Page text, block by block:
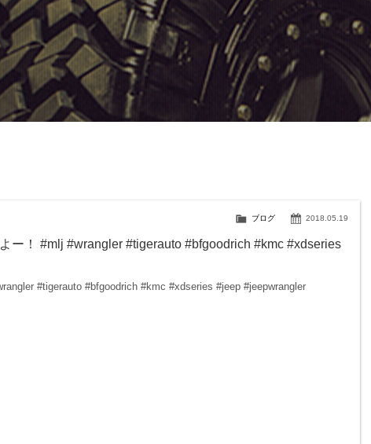
2018.05.19
ブログ
ー！ #mlj #wrangler #tigerauto #bfgoodrich #kmc #xdseries
#tigerauto #bfgoodrich #kmc #xdseries #jeep #jeepwrangler